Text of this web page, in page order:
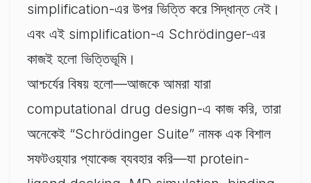
simplification-এর উপর ভিত্তি করে সিদ্ধান্ত নেই।
এবং এই simplification-এ Schrödinger-এর
কাজই হলো ভিত্তিভূমি।
আশ্চর্যের বিষয় হলো—আজকে আমরা যারা
computational drug design-এ কাজ করি, তারা
অনেকেই “Schrödinger Suite” নামক এক বিশাল
সফটওয়্যার প্যাকেজ ব্যবহার করি—যা protein-